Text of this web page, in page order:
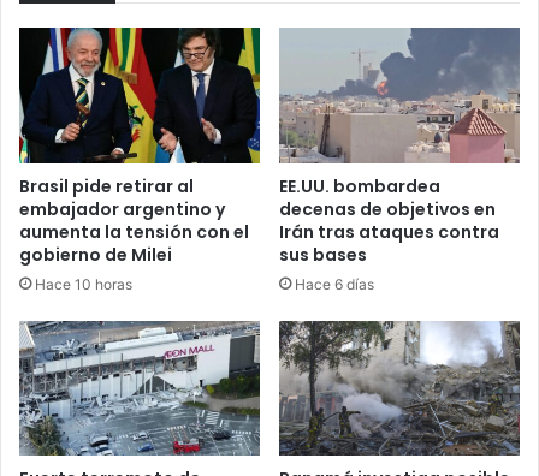
Brasil pide retirar al
embajador argentino y
aumenta la tensión con el
gobierno de Milei
Hace 10 horas
EE.UU. bombardea
decenas de objetivos en
Irán tras ataques contra
sus bases
Hace 6 días